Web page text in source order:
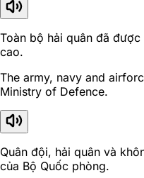
Toàn bộ hải quân đã
cao.
The army, navy and
Ministry of Defence.
Quân đội, hải quân và
của Bộ Quốc phòng.